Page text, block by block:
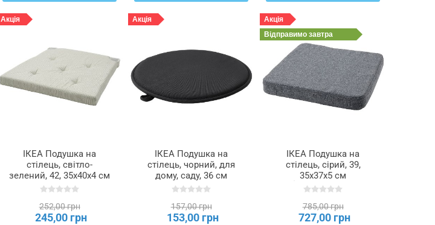
Акція
ІКЕА Подушка на
стілець, світло-
зелений, 42, 35x40x4 см
JUSTINA ЮСТИНА,
252,00 грн
245,00 грн
Акція
ІКЕА Подушка на
стілець, чорний, для
дому, саду, 36 см
ÄNGSFRÄKEN,
157,00 грн
153,00 грн
Акція
Відправимо завтра
ІКЕА Подушка на
стілець, сірий, 39,
35x37x5 см
ÅKERVINDEFLY,
785,00 грн
727,00 грн